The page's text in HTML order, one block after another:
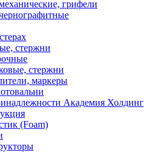
грифели
стержни
стержни
маркеры
Академия Холдинг
(Foam)